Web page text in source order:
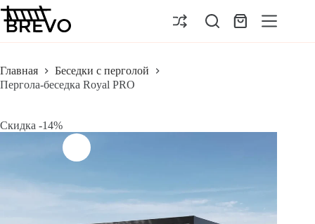
Перейти
к
сути
Корзина
Главная
Беседки с перголой
Пергола-беседка Royal PRO
Скидка -14%